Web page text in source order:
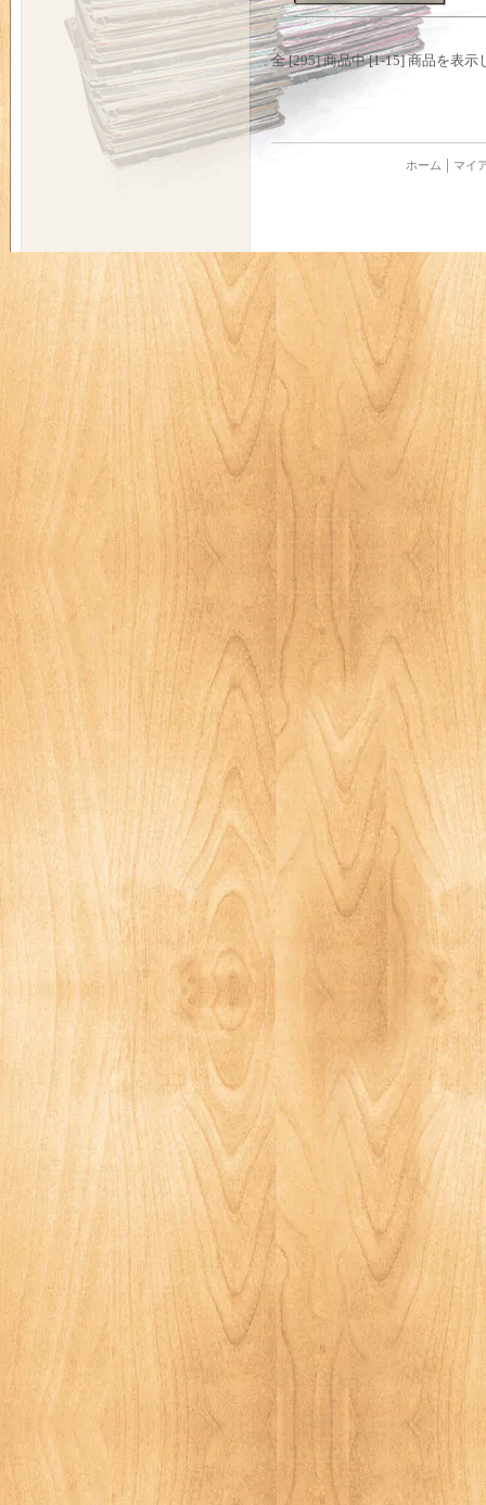
全 [295] 商品中 [1-15] 商品を表
ホーム マイ